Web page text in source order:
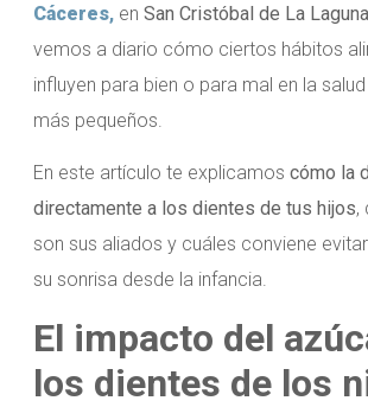
Cáceres, en San Cristóbal de La
vemos a diario cómo ciertos hábitos
influyen para bien o para mal en la
más pequeños.
En este artículo te explicamos cómo la
directamente a los dientes de tus hijos,
son sus aliados y cuáles conviene
su sonrisa desde la infancia.
El impacto del
los dientes de los